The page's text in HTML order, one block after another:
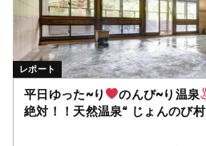
平日ゆった~り のんび~り温泉
絶対！！天然温泉“ じょんのび
レポート